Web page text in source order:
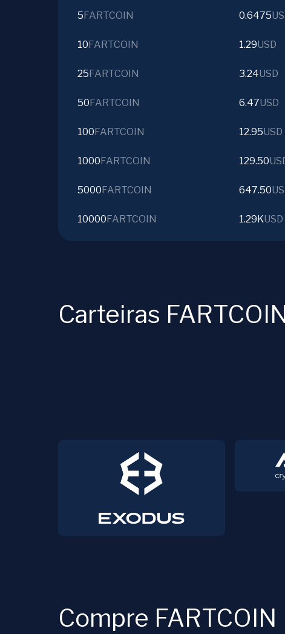
5FARTCOIN 0.6475
10FARTCOIN 1.29USD
25FARTCOIN 3.24USD
50FARTCOIN 6.47USD
100FARTCOIN 12.95USD
1000FARTCOIN 129.50
5000FARTCOIN 647.50
10000FARTCOIN 1.29KUSD
Carteiras
Compre FARTCOIN